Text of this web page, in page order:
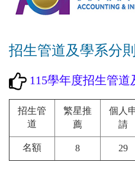
招生管道及學系分則
115學年度招生管道
招生管
道
繁星推
薦
個人
請
名額 8 29